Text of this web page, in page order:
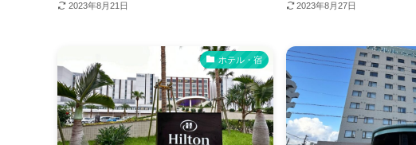
2023年8月21日 2023年8月27日
ホテル・宿